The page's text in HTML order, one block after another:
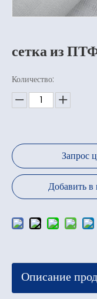
сетка из
Количество:
Запрос
Добавить в
Описание